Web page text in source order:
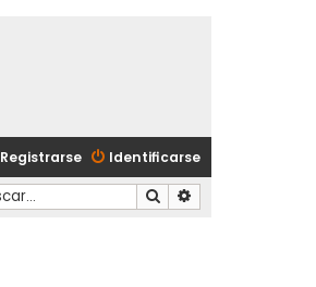
Identificarse
Registrarse
Buscar